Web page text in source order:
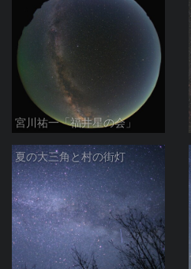
宮川祐一「福井星の会」
夏の大三角と村の街灯